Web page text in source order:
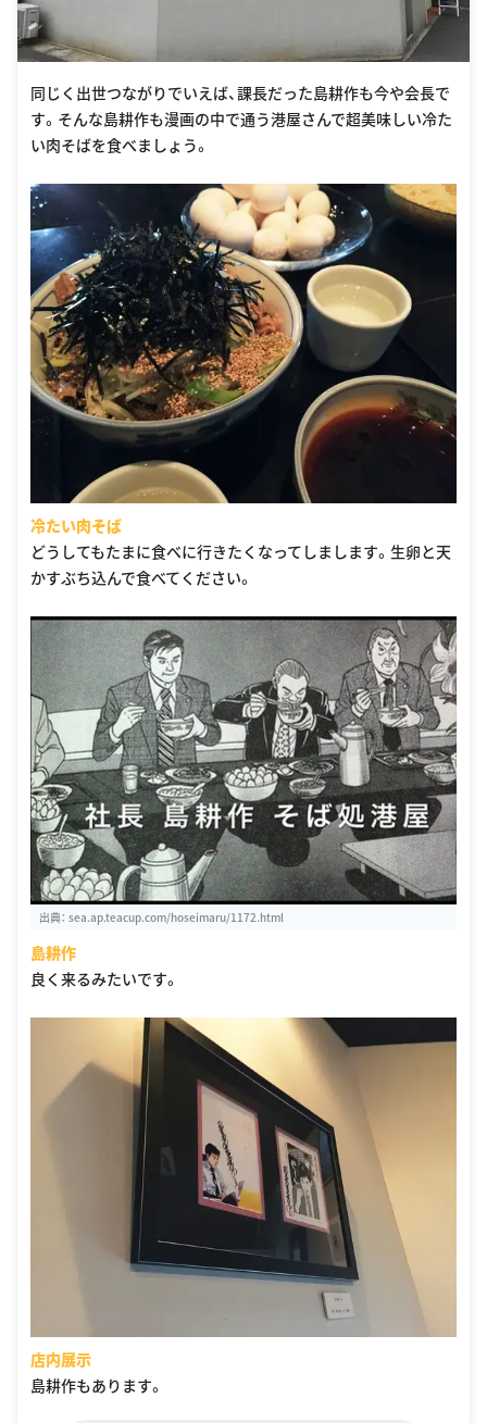
同じく出世つながりでいえば、課長だった島耕作も今や会長で
す。そんな島耕作も漫画の中で通う港屋さんで超美味しい冷た
い肉そばを食べましょう。
冷たい肉そば
どうしてもたまに食べに行きたくなってしまします。生卵と天
かすぶち込んで食べてください。
出典： sea.ap.teacup.com/hoseimaru/1172.html
島耕作
良く来るみたいです。
店内展示
島耕作もあります。